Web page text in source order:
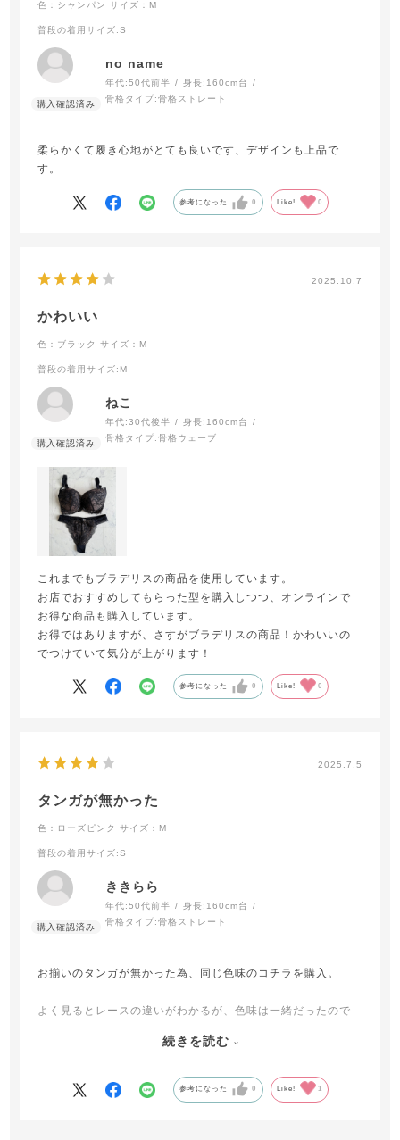
色：シャンパン サイズ：M
普段の着用サイズ:S
no name
年代:50代前半 身長: 160cm台
骨格タイプ:骨格ストレート
柔らかくて履き心地がとても良いです、デザインも上品で
す。
参考になった 0 Like! 0
2025.10.7
かわいい
色：ブラック サイズ：M
普段の着用サイズ:M
ねこ
年代:30代後半 身長: 160cm台
骨格タイプ:骨格ウェーブ
これまでもブラデリスの商品を使用しています。
お店でおすすめしてもらった型を購入しつつ、オンラインで
お得な商品も購入しています。
お得ではありますが、さすがブラデリスの商品！かわいいの
でつけていて気分が上がります！
参考になった 0 Like! 0
2025.7.5
タンガが無かった
色：ローズピンク サイズ：M
普段の着用サイズ:S
ききらら
年代:50代前半 身長: 160cm台
骨格タイプ:骨格ストレート
お揃いのタンガが無かった為、同じ色味のコチラを購入。
よく見るとレースの違いがわかるが、色味は一緒だったので
タンガのこの形は似たものを持ってるので想像がつきます(笑)
続きを読む
参考になった 0 Like! 1